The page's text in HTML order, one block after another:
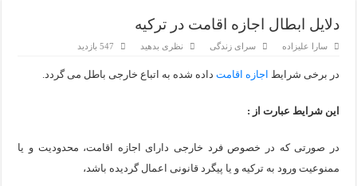
معرفی ۱۶ مسیر برتر کشتی استانبول | راهنمای کامل کشتی‌سواری در بسفر
اپلیکیشن KarDes؛ راهنمای رایگان کشف تاریخ و فرهنگ پنهان ترکیه
مرکز خرید پولات استانبول | تجربه‌ای متفاوت از خرید و سبک
12 اشتباه رایج در دریافت شهروندی ترکیه از طریق خرید ملک
ویژگی‌های رفتاری و اجتماعی در زبان ترکی استانبولی
ویژگی‌های منفی شخصیت در زبان ترکی استانبولی
دلایل ابطال اجازه اقامت در ترکیه
سارا علیزاده سرای زندگی نظری بدهید 547 بازدید
در برخی شرایط اجازه اقامت داده شده به اتباع خارجی باطل می گردد.
این شرایط عبارت از :
در صورتی که در خصوص فرد خارجی دارای اجازه اقامت، محدودیت و یا
ممنوعیت ورود به ترکیه و یا پیگرد قانونی اعمال گردیده باشد،